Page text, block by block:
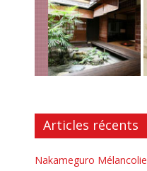
Articles récents
Nakameguro Mélancolie